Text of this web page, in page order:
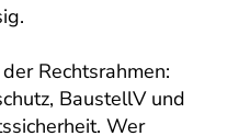
Rechtsrahmen:
BaustellV und
Wer